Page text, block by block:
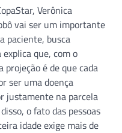
Verônica
vai ser um importante
paciente, busca
que, com o
é de que cada
ser uma doença
justamente na parcela
o fato das pessoas
idade exige mais de